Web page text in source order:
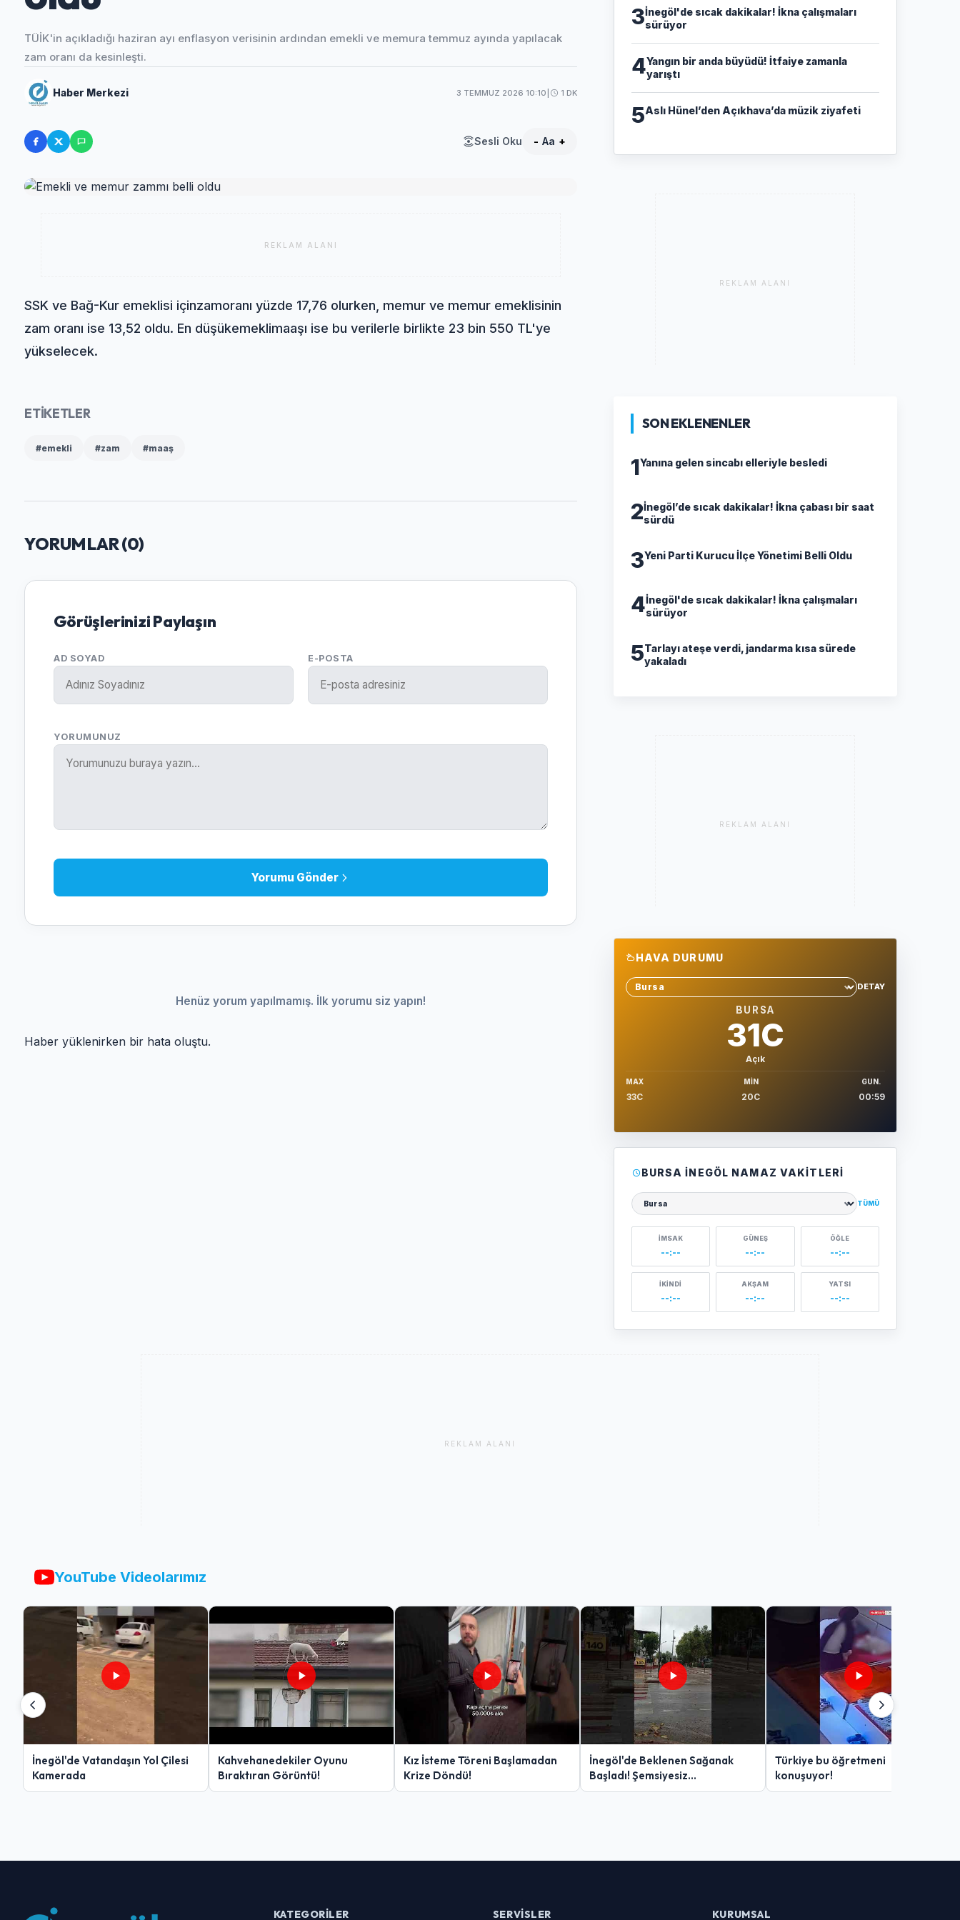
TÜİK'in açıkladığı haziran ayı enflasyon verisinin ardından emekli ve memura temmuz ayında yapılacak
zam oranı da kesinleşti.
Haber Merkezi 3 TEMMUZ 2026 10:10 1 DK
Sesli Oku - Aa +
REKLAM ALANI
SSK ve Bağ-Kur emeklisi içinzamoranı yüzde 17,76 olurken, memur ve memur emeklisinin
zam oranı ise 13,52 oldu. En düşükemeklimaaşı ise bu verilerle birlikte 23 bin 550 TL'ye
yükselecek.
ETİKETLER
#emekli #zam #maaş
YORUMLAR (0)
Görüşlerinizi Paylaşın
AD SOYAD E-POSTA
YORUMUNUZ
Yorumu Gönder
Henüz yorum yapılmamış. İlk yorumu siz yapın!
Haber yüklenirken bir hata oluştu.
3İnegöl'de sıcak dakikalar! İkna çalışmaları
sürüyor
4Yangın bir anda büyüdü! İtfaiye zamanla
yarıştı
5Aslı Hünel’den Açıkhava’da müzik ziyafeti
REKLAM ALANI
SON EKLENENLER
1Yanına gelen sincabı elleriyle besledi
2İnegöl’de sıcak dakikalar! İkna çabası bir saat
sürdü
3Yeni Parti Kurucu İlçe Yönetimi Belli Oldu
4İnegöl'de sıcak dakikalar! İkna çalışmaları
sürüyor
5Tarlayı ateşe verdi, jandarma kısa sürede
yakaladı
REKLAM ALANI
HAVA DURUMU
Sehir sec
DETAY
BURSA
31C
Açık
MAX
33C
MIN
20C
GUN.
00:59
BURSA İNEGÖL NAMAZ VAKITLERI
Şehir seçin
TÜMÜ
İMSAK
--:--
GÜNEŞ
--:--
ÖĞLE
--:--
İKINDI
--:--
AKŞAM
--:--
YATSI
--:--
REKLAM ALANI
YouTube Videolarımız
İnegöl'de Vatandaşın Yol Çilesi
Kamerada
Kahvehanedekiler Oyunu
Bıraktıran Görüntü!
Kız İsteme Töreni Başlamadan
Krize Döndü!
İnegöl'de Beklenen Sağanak
Başladı! Şemsiyesiz
Yakalananlar Zor Anlar Yaşadı
Türkiye bu öğretmeni
konuşuyor!
KATEGORILER SERVISLER KURUMSAL